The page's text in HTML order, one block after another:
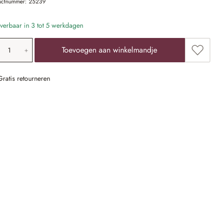
in 3 tot 5 werkdagen
voer de gewenste
Toevoegen aan winkelmandje
retourneren